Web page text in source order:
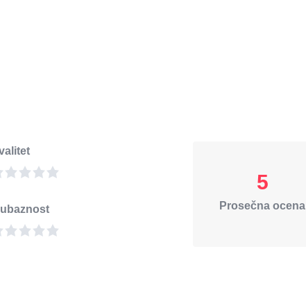
5
Prosečna ocena